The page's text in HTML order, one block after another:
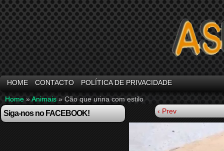
HOME CONTACTO POLÍTICA DE PRIVACIDADE
Home »Animais » Cão que urina com estilo
Siga-nos no FACEBOOK! ‹ Prev